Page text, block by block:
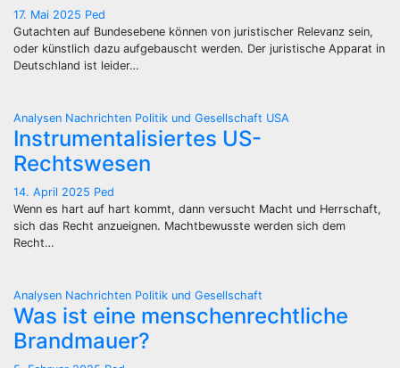
17. Mai 2025 Ped
Gutachten auf Bundesebene können von juristischer Relevanz sein,
oder künstlich dazu aufgebauscht werden. Der juristische Apparat in
Deutschland ist leider…
Analysen Nachrichten Politik und Gesellschaft USA
Instrumentalisiertes US-
Rechtswesen
14. April 2025 Ped
Wenn es hart auf hart kommt, dann versucht Macht und Herrschaft,
sich das Recht anzueignen. Machtbewusste werden sich dem
Recht…
Analysen Nachrichten Politik und Gesellschaft
Was ist eine menschenrechtliche
Brandmauer?